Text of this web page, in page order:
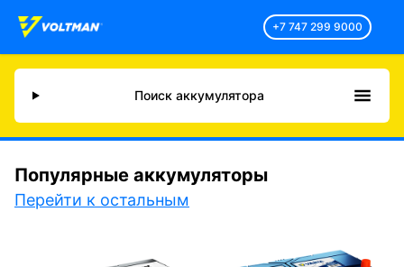
+7 747 299 9000
Поиск аккумулятора
Популярные аккумуляторы
Перейти к остальным